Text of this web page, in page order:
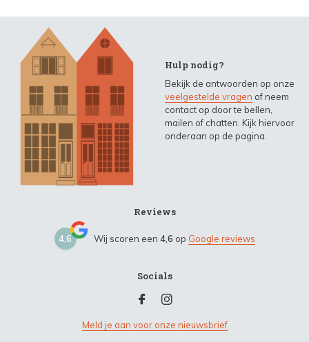
Hulp nodig?
Bekijk de antwoorden op onze
veelgestelde vragen of neem
contact op door te bellen,
mailen of chatten. Kijk hiervoor
onderaan op de pagina.
Reviews
4,6 Wij scoren een 4,6 op Google reviews
Socials
Meld je aan voor onze nieuwsbrief